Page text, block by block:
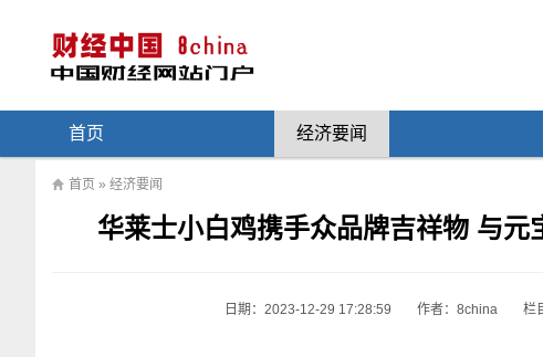
首页 经济要闻
首页 » 经济要闻
华莱士小白鸡携手众品牌吉祥物 与
日期：2023-12-29 17:28:59 作者：8china 栏